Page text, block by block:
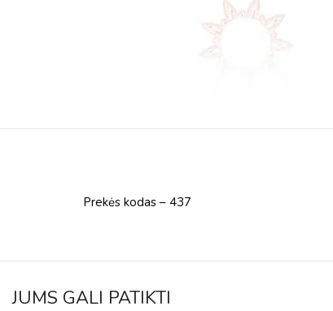
Prekės kodas – 437
JUMS GALI PATIKTI